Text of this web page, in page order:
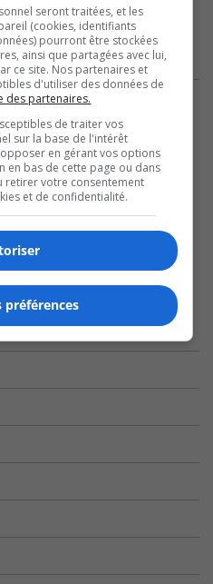
seront traitées, et les
(cookies, identifiants
pourront être stockées
ainsi que partagées avec lui,
ce site. Nos partenaires et
d'utiliser des données de
des partenaires.
de traiter vos
sur la base de l'intérêt
en gérant vos options
en bas de cette page ou dans
retirer votre consentement
et de confidentialité.
préférences